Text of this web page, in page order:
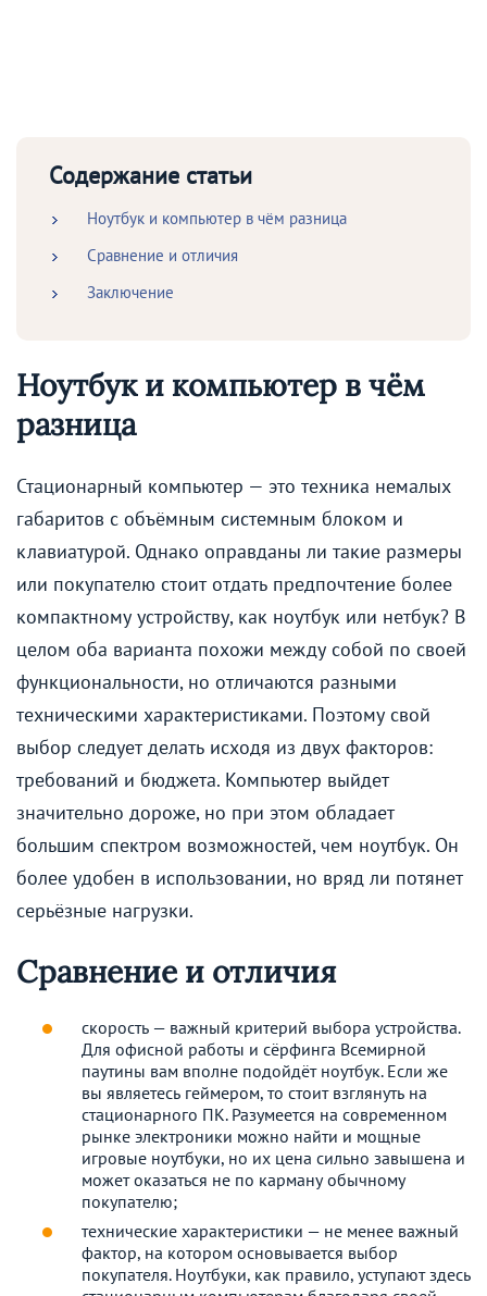
Содержание статьи
Ноутбук и компьютер в чём разница
Сравнение и отличия
Заключение
Ноутбук и компьютер в чём
разница
Стационарный компьютер — это техника немалых
габаритов с объёмным системным блоком и
клавиатурой. Однако оправданы ли такие размеры
или покупателю стоит отдать предпочтение более
компактному устройству, как ноутбук или нетбук? В
целом оба варианта похожи между собой по своей
функциональности, но отличаются разными
техническими характеристиками. Поэтому свой
выбор следует делать исходя из двух факторов:
требований и бюджета. Компьютер выйдет
значительно дороже, но при этом обладает
большим спектром возможностей, чем ноутбук. Он
более удобен в использовании, но вряд ли потянет
серьёзные нагрузки.
Сравнение и отличия
скорость — важный критерий выбора устройства.
Для офисной работы и сёрфинга Всемирной
паутины вам вполне подойдёт ноутбук. Если же
вы являетесь геймером, то стоит взглянуть на
стационарного ПК. Разумеется на современном
рынке электроники можно найти и мощные
игровые ноутбуки, но их цена сильно завышена и
может оказаться не по карману обычному
покупателю;
технические характеристики — не менее важный
фактор, на котором основывается выбор
покупателя. Ноутбуки, как правило, уступают здесь